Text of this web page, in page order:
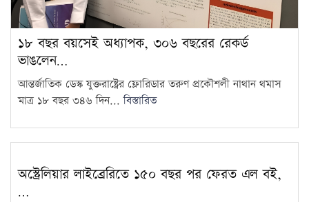
13
১৮ বছর বয়সেই অধ্যাপক, ৩০৬
বছরের রেকর্ড ভাঙলেন তিনি
14
শুরু হয়েছে: জামায়াত আমির
15
নিরাপত্তা ব্যবস্থা
১৮ বছর বয়সেই অধ্যাপক, ৩০৬ বছরের রেকর্ড
ভাঙলেন…
আন্তর্জাতিক ডেস্ক যুক্তরাষ্ট্রের ফ্লোরিডার তরুণ প্রকৌশলী নাথান থমাস
মাত্র ১৮ বছর ৩৪৬ দিন...বিস্তারিত
অস্ট্রেলিয়ার লাইব্রেরিতে ১৫০ বছর পর ফেরত এল বই,
…